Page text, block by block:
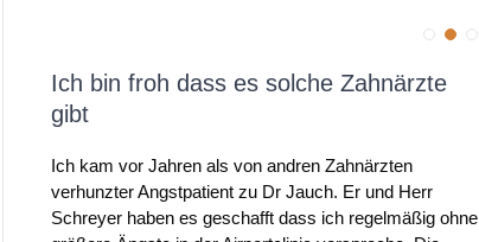
Ich bin froh dass es solche Zahnärzte
gibt
Ich kam vor Jahren als von andren Zahnärzten
verhunzter Angstpatient zu Dr Jauch. Er und Herr
Schreyer haben es geschafft dass ich regelmäßig ohne